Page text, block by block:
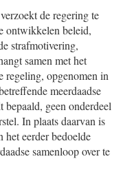
verzoekt de regering te
ontwikkelen beleid,
strafmotivering,
samen met het
regeling, opgenomen in
meerdaadse
geen onderdeel
In plaats daarvan is
eerder bedoelde
samenloop over te